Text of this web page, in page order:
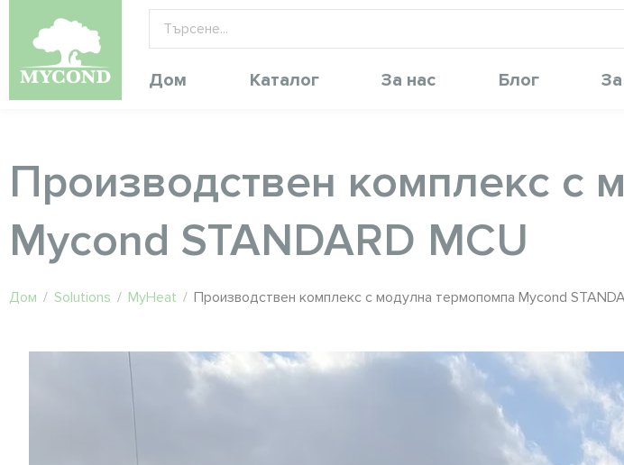
Дом Каталог За нас Блог
Производствен комплекс с
Mycond STANDARD MCU
Дом / Solutions / MyHeat / Производствен комплекс с модулна термопомпа Mycond